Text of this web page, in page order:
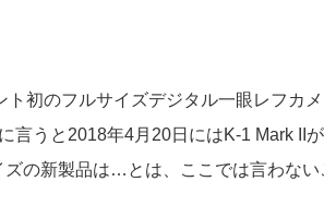
初のフルサイズデジタル一眼レフカ
言うと2018年4月20日にはK-1 Mark II
の新製品は…とは、ここでは言わない